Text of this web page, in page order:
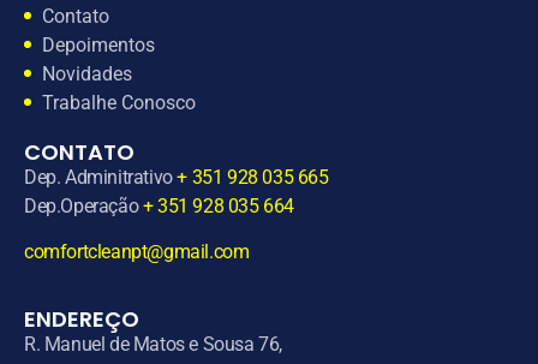
Contato
Depoimentos
Novidades
Trabalhe Conosco
CONTATO
Dep. Adminitrativo+ 351 928 035 665
Dep.Operação+ 351 928 035 664
comfortcleanpt@gmail.com
ENDEREÇO
R. Manuel de Matos e Sousa 76,